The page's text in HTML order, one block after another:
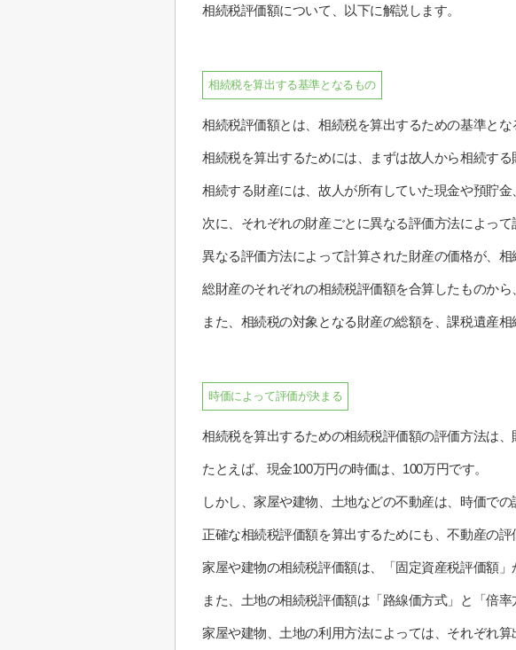
相続税評価額について、以下に解説します。
相続税を算出する基準となるもの
相続税評価額とは、相続税を算出するための基準とな
相続税を算出するためには、まずは故人から相続する
相続する財産には、故人が所有していた現金や預貯
次に、それぞれの財産ごとに異なる評価方法によっ
異なる評価方法によって計算された財産の価格が、相
総財産のそれぞれの相続税評価額を合算したものか
また、相続税の対象となる財産の総額を、課税遺産相
時価によって評価が決まる
相続税を算出するための相続税評価額の評価方法は
たとえば、現金100万円の時価は、100万円です。
しかし、家屋や建物、土地などの不動産は、時価で
正確な相続税評価額を算出するためにも、不動産の
家屋や建物の相続税評価額は、「固定資産税評価額」
また、土地の相続税評価額は「路線価方式」と「倍率
家屋や建物、土地の利用方法によっては、それぞれ